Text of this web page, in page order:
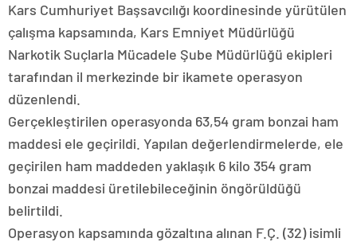
Kars Cumhuriyet Başsavcılığı koordinesinde yürütülen
çalışma kapsamında, Kars Emniyet Müdürlüğü
Narkotik Suçlarla Mücadele Şube Müdürlüğü ekipleri
tarafından il merkezinde bir ikamete operasyon
düzenlendi.
Gerçekleştirilen operasyonda 63,54 gram bonzai ham
maddesi ele geçirildi. Yapılan değerlendirmelerde, ele
geçirilen ham maddeden yaklaşık 6 kilo 354 gram
bonzai maddesi üretilebileceğinin öngörüldüğü
belirtildi.
Operasyon kapsamında gözaltına alınan F.Ç. (32) isimli